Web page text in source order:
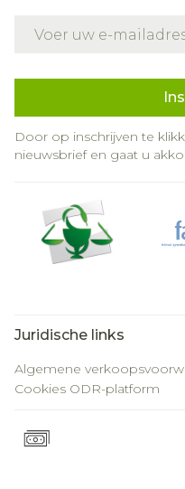
Door op inschrijven te
nieuwsbrief en gaat u
Juridische links
Algemene
Cookies ODR-platform